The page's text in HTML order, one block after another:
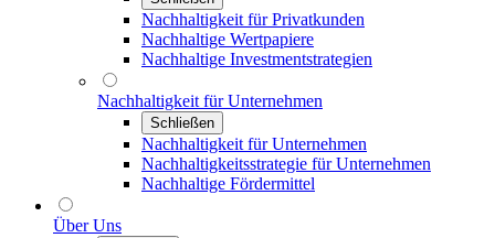
Nachhaltigkeit für Privatkunden
Nachhaltige Wertpapiere
Nachhaltige Investmentstrategien
Nachhaltigkeit für Unternehmen
Schließen
Nachhaltigkeit für Unternehmen
Nachhaltigkeitsstrategie für Unternehmen
Nachhaltige Fördermittel
Über Uns